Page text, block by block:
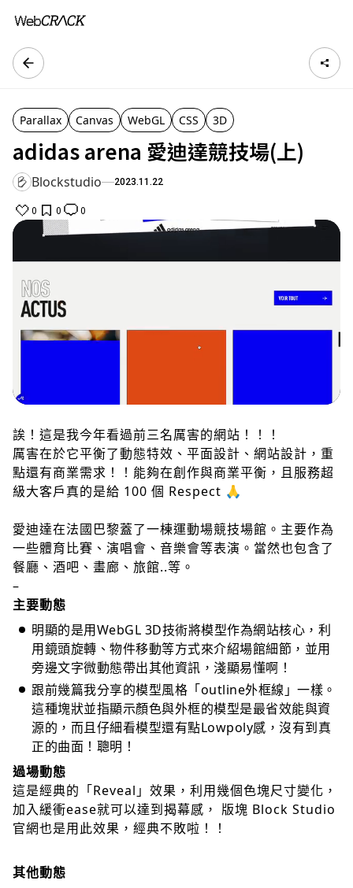
Parallax Canvas WebGL CSS 3D
adidas arena 愛迪達競技場(上)
Blockstudio 2023.11.22
0 0 0
誒！這是我今年看過前三名厲害的網站！！！
厲害在於它平衡了動態特效、平面設計、網站設計，重
點還有商業需求！！能夠在創作與商業平衡，且服務超
級大客戶真的是給 100 個 Respect 🙏
愛迪達在法國巴黎蓋了一棟運動場競技場館。主要作為
一些體育比賽、演唱會、音樂會等表演。當然也包含了
餐廳、酒吧、畫廊、旅館..等。
–
主要動態
明顯的是用WebGL 3D技術將模型作為網站核心，利
用鏡頭旋轉、物件移動等方式來介紹場館細節，並用
旁邊文字微動態帶出其他資訊，淺顯易懂啊！
跟前幾篇我分享的模型風格「outline外框線」一樣。
這種塊狀並指顯示顏色與外框的模型是最省效能與資
源的，而且仔細看模型還有點Lowpoly感，沒有到真
正的曲面！聰明！
過場動態
這是經典的「Reveal」效果，利用幾個色塊尺寸變化，
加入緩衝ease就可以達到揭幕感， 版塊 Block Studio
官網也是用此效果，經典不敗啦！！
其他動態